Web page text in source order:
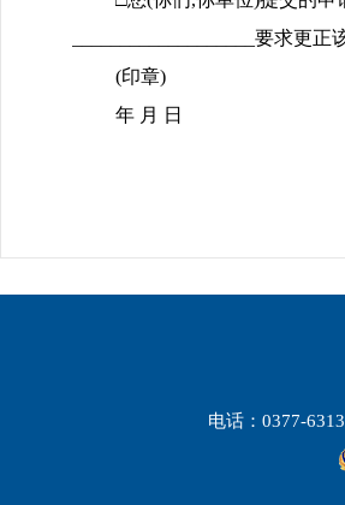
___________________要求更
(印章)
年 月 日
电话：0377-